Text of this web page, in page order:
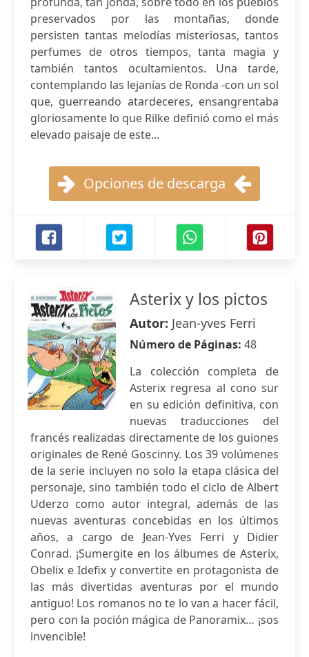
preservados por las montañas, donde
persisten tantas melodías misteriosas, tantos
perfumes de otros tiempos, tanta magia y
también tantos ocultamientos. Una tarde,
contemplando las lejanías de Ronda -con un sol
que, guerreando atardeceres, ensangrentaba
gloriosamente lo que Rilke definió como el más
elevado paisaje de este...
Opciones de descarga
Asterix y los pictos
Autor: Jean-yves Ferri
Número de Páginas: 48
La colección completa de
Asterix regresa al cono sur
en su edición definitiva, con
nuevas traducciones del
francés realizadas directamente de los guiones
originales de René Goscinny. Los 39 volúmenes
de la serie incluyen no solo la etapa clásica del
personaje, sino también todo el ciclo de Albert
Uderzo como autor integral, además de las
nuevas aventuras concebidas en los últimos
años, a cargo de Jean-Yves Ferri y Didier
Conrad. ¡Sumergite en los álbumes de Asterix,
Obelix e Idefix y convertite en protagonista de
las más divertidas aventuras por el mundo
antiguo! Los romanos no te lo van a hacer fácil,
pero con la poción mágica de Panoramix… ¡sos
invencible!